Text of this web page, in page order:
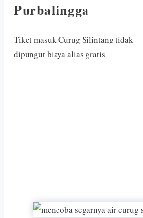
Purbalingga
Tiket masuk Curug Silintang tidak
dipungut biaya alias gratis